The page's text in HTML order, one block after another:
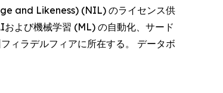
and Likeness) (NIL) のライセンス供
よび機械学習 (ML) の自動化、サード
ィラデルフィアに所在する。 データボ